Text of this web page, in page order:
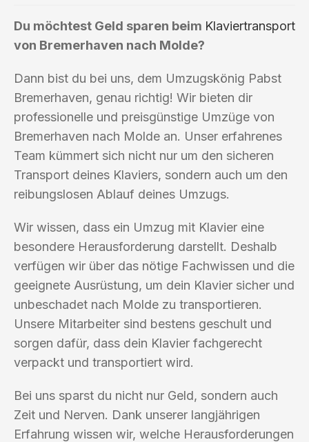
Du möchtest Geld sparen beim Klaviertransport
von Bremerhaven nach Molde?
Dann bist du bei uns, dem Umzugskönig Pabst
Bremerhaven, genau richtig! Wir bieten dir
professionelle und preisgünstige Umzüge von
Bremerhaven nach Molde an. Unser erfahrenes
Team kümmert sich nicht nur um den sicheren
Transport deines Klaviers, sondern auch um den
reibungslosen Ablauf deines Umzugs.
Wir wissen, dass ein Umzug mit Klavier eine
besondere Herausforderung darstellt. Deshalb
verfügen wir über das nötige Fachwissen und die
geeignete Ausrüstung, um dein Klavier sicher und
unbeschadet nach Molde zu transportieren.
Unsere Mitarbeiter sind bestens geschult und
sorgen dafür, dass dein Klavier fachgerecht
verpackt und transportiert wird.
Bei uns sparst du nicht nur Geld, sondern auch
Zeit und Nerven. Dank unserer langjährigen
Erfahrung wissen wir, welche Herausforderungen